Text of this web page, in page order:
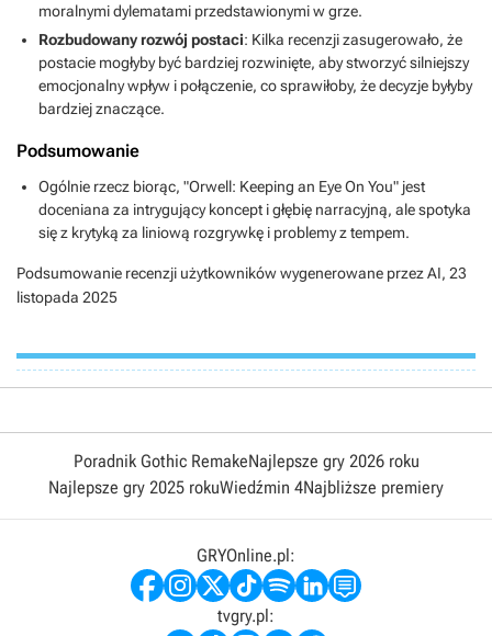
moralnymi dylematami przedstawionymi w grze.
Rozbudowany rozwój postaci: Kilka recenzji zasugerowało, że
postacie mogłyby być bardziej rozwinięte, aby stworzyć silniejszy
emocjonalny wpływ i połączenie, co sprawiłoby, że decyzje byłyby
bardziej znaczące.
Podsumowanie
Ogólnie rzecz biorąc, "Orwell: Keeping an Eye On You" jest
doceniana za intrygujący koncept i głębię narracyjną, ale spotyka
się z krytyką za liniową rozgrywkę i problemy z tempem.
Podsumowanie recenzji użytkowników wygenerowane przez AI, 23
listopada 2025
Poradnik Gothic RemakeNajlepsze gry 2026 roku
Najlepsze gry 2025 rokuWiedźmin 4Najbliższe premiery
GRYOnline.pl:
tvgry.pl: